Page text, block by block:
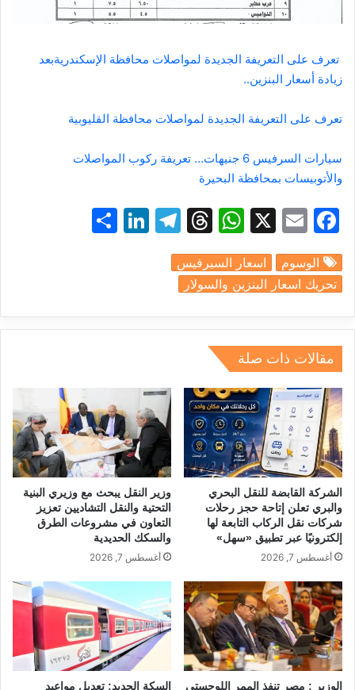
تعرف على التعريفة الجديدة لمواصلات محافظة الإسكندريةبعد
زيادة أسعار البنزين..
تعرف على التعريفة الجديدة لمواصلات محافظة القليوبية
سيارات السرفيس 6 جنيهات…
تعريفة ركوب المواصلات
والأتوبيسات بمحافظة البحيرة
F
a
c
e
b
o
o
k
E
m
ai
l
X
W
h
at
s
A
p
T
hr
e
a
d
T
a
Li
dI
الوسوم
اسعار السيرفيس
تحريك اسعار البنزين والسولار
مقالات ذات صلة
الشركة القابضة للنقل البحري
والبري تعلن إتاحة حجز رحلات
شركات نقل الركاب التابعة لها
إلكترونيًا عبر تطبيق «سهل»
أغسطس 7, 2026
وزير النقل يبحث مع وزيري البنية
التحتية والنقل التشاديين تعزيز
التعاون في مشروعات الطرق
والسكك الحديدية
أغسطس 7, 2026
الوزير : مصر تنفذ الممر اللوجستي
السكة الحديد: تعديل مواعيد